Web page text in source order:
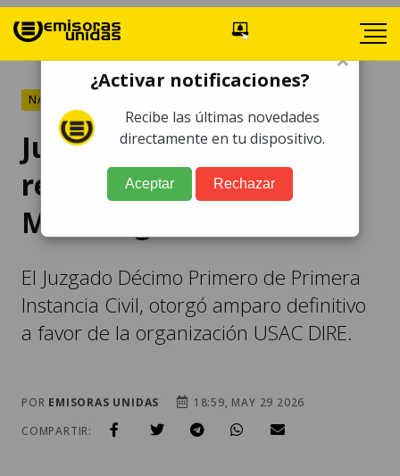
NACIONALES
Juzgado deja sin efecto
reelección de Walter
Mazariegos
El Juzgado Décimo Primero de Primera
Instancia Civil, otorgó amparo definitivo
a favor de la organización USAC DIRE.
POR EMISORAS UNIDAS
18:59, MAY 29 2026
COMPARTIR:
×
¿Activar notificaciones?
Recibe las últimas novedades
directamente en tu dispositivo.
Aceptar Rechazar